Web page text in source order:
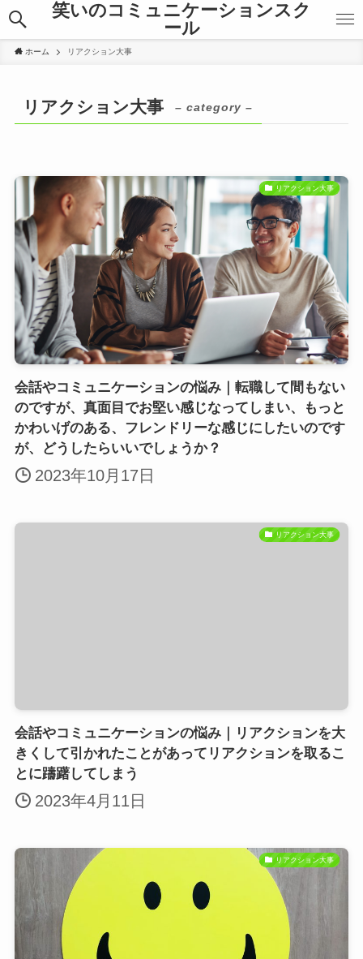
笑いのコミュニケーションスク
ール
ホーム リアクション大事
リアクション大事 – category –
リアクション大事
会話やコミュニケーションの悩み｜転職して間もない
のですが、真面目でお堅い感じなってしまい、もっと
かわいげのある、フレンドリーな感じにしたいのです
が、どうしたらいいでしょうか？
2023年10月17日
リアクション大事
会話やコミュニケーションの悩み｜リアクションを大
きくして引かれたことがあってリアクションを取るこ
とに躊躇してしまう
2023年4月11日
リアクション大事